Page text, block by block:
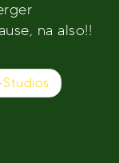
na also!!
Studios